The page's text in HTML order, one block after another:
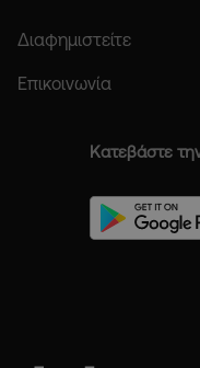
Διαφημιστείτε
Επικοινωνία
Κατεβάστε